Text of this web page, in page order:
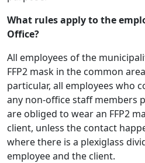
What rules apply to the
Office?
All employees of the
FFP2 mask in the common
particular, all employees who
any non-office staff members
are obliged to wear an FFP2
client, unless the contact
where there is a plexiglass
employee and the client.